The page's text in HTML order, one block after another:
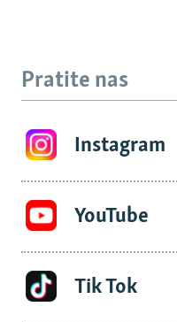
Pratite nas
Instagram
YouTube
Tik Tok